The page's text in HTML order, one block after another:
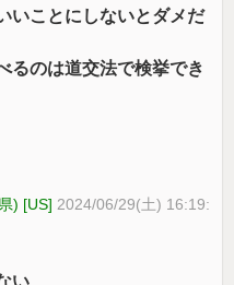
いことにしないとダメだ
るのは道交法で検挙でき
) [US] 2024/06/29(土) 16:19:
い